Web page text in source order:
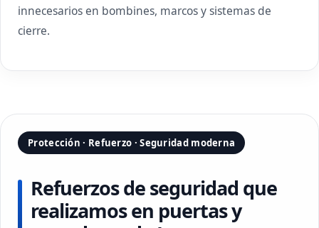
innecesarios en bombines, marcos y sistemas de
cierre.
Protección · Refuerzo · Seguridad moderna
Refuerzos de seguridad que
realizamos en puertas y